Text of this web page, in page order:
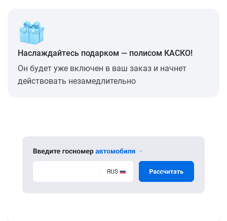
Наслаждайтесь подарком — полисом КАСКО!
Он будет уже включен в ваш заказ и начнет
действовать незамедлительно